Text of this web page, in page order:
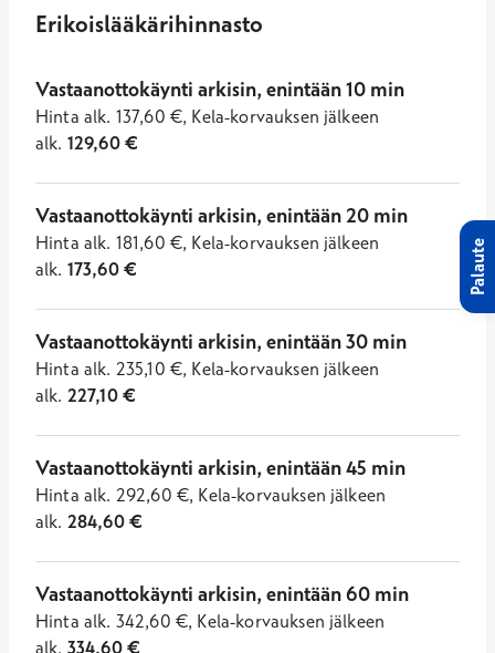
Erikoislääkärihinnasto
Vastaanottokäynti arkisin, enintään 10 min
Hinta alk. 137,60 €, Kela-korvauksen jälkeen
alk. 129,60€
Vastaanottokäynti arkisin, enintään 20 min
Hinta alk. 181,60 €, Kela-korvauksen jälkeen
alk. 173,60€
Vastaanottokäynti arkisin, enintään 30 min
Hinta alk. 235,10 €, Kela-korvauksen jälkeen
alk. 227,10€
Vastaanottokäynti arkisin, enintään 45 min
Hinta alk. 292,60 €, Kela-korvauksen jälkeen
alk. 284,60€
Vastaanottokäynti arkisin, enintään 60 min
Hinta alk. 342,60 €, Kela-korvauksen jälkeen
alk. 334,60€
Palaute